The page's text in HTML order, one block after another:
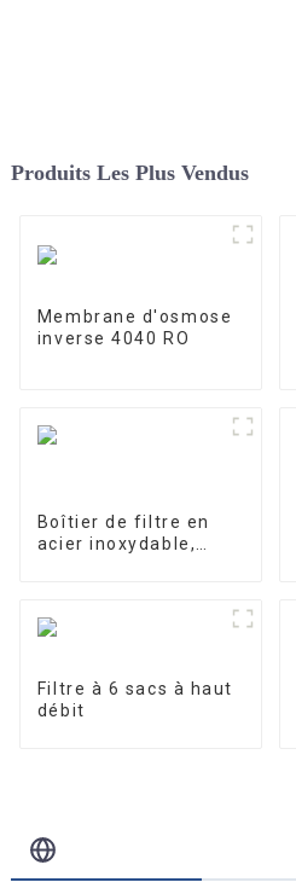
Produits Les Plus Vendus
Membrane d'osmose
inverse 4040 RO
Boîtier de filtre en
acier inoxydable,
Filtre à 6 sacs à haut
débit